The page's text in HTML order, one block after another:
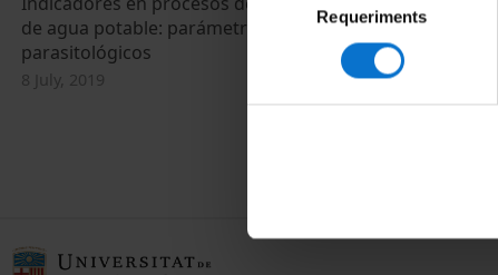
consentiment
Requeriments
de agua potable: parámetros
parasitológicos
8 July, 2019
Giardia spp.
estaciones
potable